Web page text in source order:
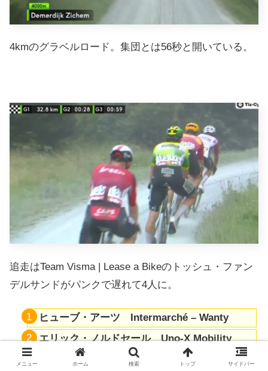
4kmのグラベルロード。集団とは56秒と開いている。
追走はTeam Visma | Lease a Bikeのトッシュ・ファン
デルサンドがパンクで遅れて4人に。
ヒューブ・アーツ Intermarché – Wanty
エリック・ノルドセール Uno-X Mobility
イェンス・レインダース Wagner Bazin WB
メニュー ホーム 検索 トップ サイドバー